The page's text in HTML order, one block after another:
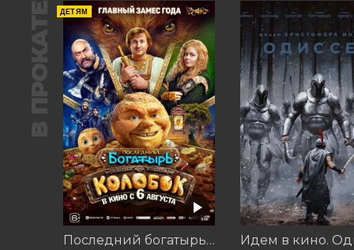
В ПРОКАТЕ ДЕТЯМ
Последний богатырь. Колобок Идем в кино.